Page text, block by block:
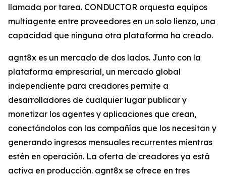
llamada por tarea. CONDUCTOR orquesta equipos
multiagente entre proveedores en un solo lienzo, una
capacidad que ninguna otra plataforma ha creado.
agnt8x es un mercado de dos lados. Junto con la
plataforma empresarial, un mercado global
independiente para creadores permite a
desarrolladores de cualquier lugar publicar y
monetizar los agentes y aplicaciones que crean,
conectándolos con las compañías que los necesitan y
generando ingresos mensuales recurrentes mientras
estén en operación. La oferta de creadores ya está
activa en producción. agnt8x se ofrece en tres